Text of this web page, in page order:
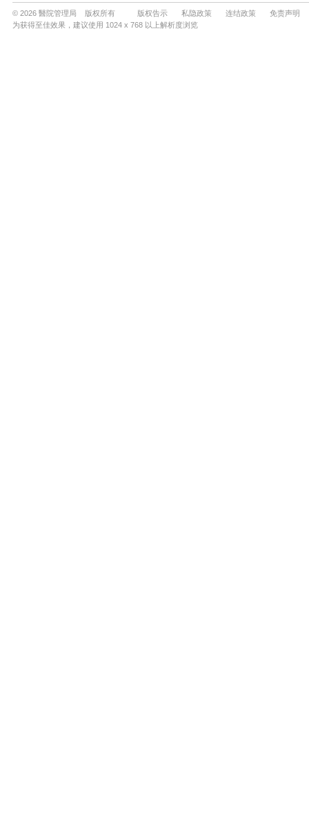
© 2026 醫院管理局 版权所有 版权告示 私隐政策 连结政策
免责声明
为获得至佳效果，建议使用 1024 x 768 以上解析度浏览